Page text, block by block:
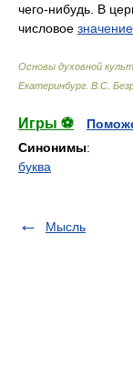
чего-нибудь. В
числовое значение
Основы духовной
Екатеринбург В.С.
Игры ⚽
Синонимы:
буква
Мысль